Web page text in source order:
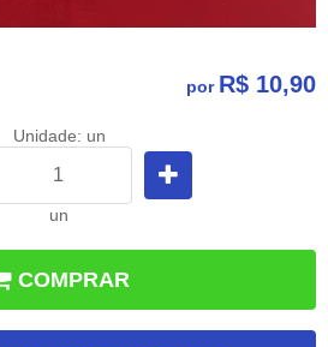
por R$ 10,90
Unidade: un
un
COMPRAR